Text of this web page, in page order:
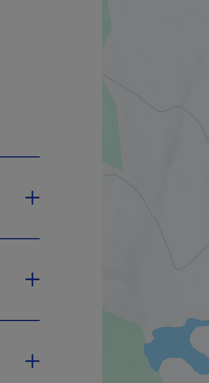
dans une nouvelle fenêtre.